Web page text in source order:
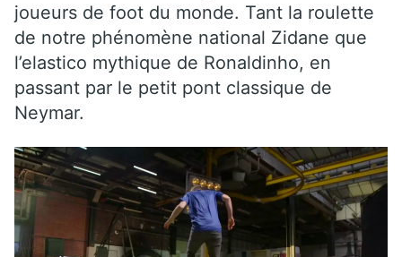
joueurs de foot du monde. Tant la roulette
de notre phénomène national Zidane que
l’elastico mythique de Ronaldinho, en
passant par le petit pont classique de
Neymar.